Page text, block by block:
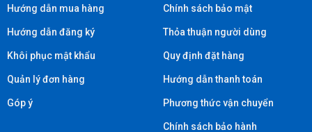
Hướng dẫn mua hàng
Hướng dẫn đăng ký
Khôi phục mật khẩu
Quản lý đơn hàng
Góp ý
Chính sách bảo mật
Thỏa thuận người dùng
Quy định đặt hàng
Hướng dẫn thanh toán
Phương thức vận chuyển
Chính sách bảo hành